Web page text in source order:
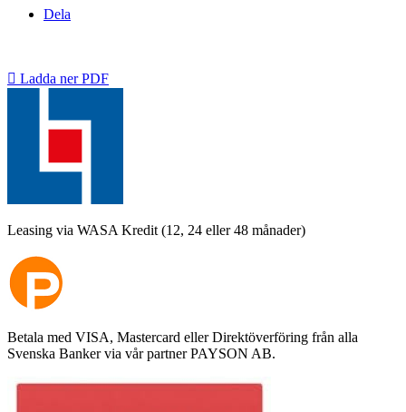
Dela
 Ladda ner PDF
Leasing via WASA Kredit (12, 24 eller 48 månader)
Betala med VISA, Mastercard eller Direktöverföring från alla
Svenska Banker via vår partner PAYSON AB.